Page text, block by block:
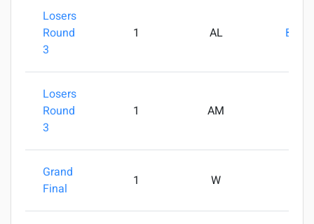
Losers
Round
3
1 AL
Losers
Round
3
1 AM
Grand
Final
1 W